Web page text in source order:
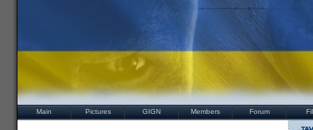
Main Pictures GIGN Members Forum